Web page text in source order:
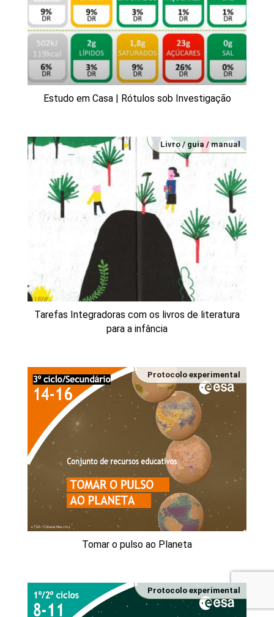
Estudo em Casa | Rótulos sob Investigação
Tarefas Integradoras com os livros de literatura
para a infância
Livro / guia / manual
Tomar o pulso ao Planeta
Protocolo experimental
Protocolo experimental